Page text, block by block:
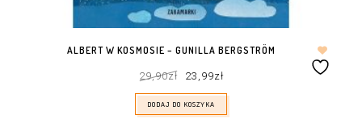
ALBERT W KOSMOSIE – GUNILLA BERGSTRÖM
29,90zł cena
wynosiła:
29,90zł.
23,99złcena
23,99zł.
DODAJ DO KOSZYKA